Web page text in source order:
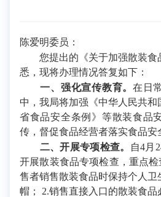
陈爱明委员：
您提出的《关于加强散装食
悉，现将办理情况答复如下：
一、强化宣传教育。在日
中，我局将加强《中华人民共
省食品安全条例》等散装食品
传，督促食品经营者落实食品安
二、开展专项检查。
自4月
开展散装食品专项检查，重点
售者销售散装食品时保持个人卫
帽； 2.销售直接入口的散装食品